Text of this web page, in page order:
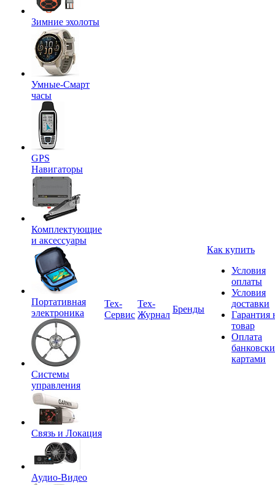
Зимние эхолоты
Умные-Смарт
часы
GPS
Навигаторы
Комплектующие
и аксессуары
Портативная
электроника
Системы
управления
Связь и Локация
Аудио-Видео
Tex-
Сервис
Тех-
Журнал
Бренды
Как купить
Условия
оплаты
Условия
доставки
Гарантия
товар
Оплата
картами